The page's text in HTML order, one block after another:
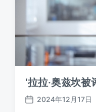
‘拉拉·奥兹坎
发
2024年12月17日